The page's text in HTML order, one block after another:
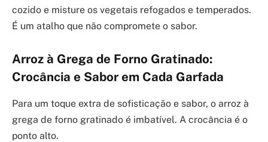
cozido e misture os vegetais refogados e temperados.
É um atalho que não compromete o sabor.
Arroz à Grega de Forno Gratinado:
Crocância e Sabor em Cada Garfada
Para um toque extra de sofisticação e sabor, o arroz à
grega de forno gratinado é imbatível. A crocância é o
ponto alto.